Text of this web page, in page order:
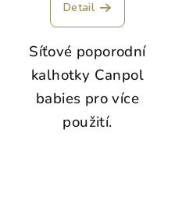
Detail
Síťové poporodní
kalhotky Canpol
babies pro více
použití.